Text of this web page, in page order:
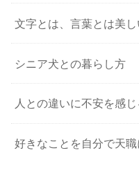
文字とは、言葉とは美
シニア犬との暮らし方
人との違いに不安を感じ
好きなことを自分で天